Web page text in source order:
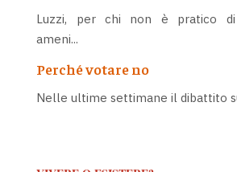
Luzzi, per chi non è pratico di
ameni...
Perché votare no
Nelle ultime settimane il dibattito